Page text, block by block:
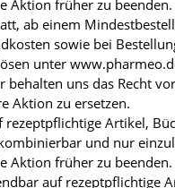
früher zu beenden.
ab einem
sowie bei
unter
uns das Recht
Aktion zu ersetzen.
rezeptpflichtige Artikel,
und nur
früher zu beenden.
auf rezeptpflichtige